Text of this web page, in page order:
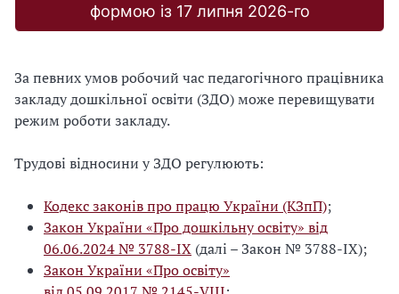
формою із 17 липня 2026-го
За певних умов робочий час педагогічного працівника
закладу дошкільної освіти (ЗДО) може перевищувати
режим роботи закладу.
Трудові відносини у ЗДО регулюють:
Кодекс законів про працю України (КЗпП);
Закон України «Про дошкільну освіту» від
06.06.2024 № 3788-ІХ (далі – Закон № 3788-ІХ);
Закон України «Про освіту»